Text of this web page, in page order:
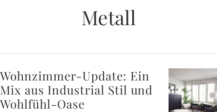
Metall
Wohnzimmer-Update: Ein
Mix aus Industrial Stil und
Wohlfühl-Oase